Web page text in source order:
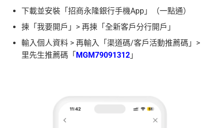
下載並安裝「招商永隆銀行手機App」（一點通）
揀「我要開戶」> 再揀「全新客戶分行開戶」
輸入個人資料 > 再輸入「渠道碼/客戶活動推薦碼」>
里先生推薦碼「 MGM79091312 」